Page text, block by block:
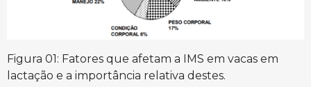
Figura 01: Fatores que afetam a IMS em vacas em
lactação e a importância relativa destes.